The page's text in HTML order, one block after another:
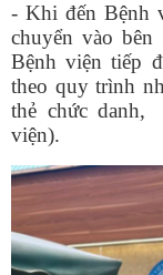
- Khi đến Bệnh
chuyển vào
Bệnh viện tiếp
theo quy trình
thẻ chức danh,
viện).